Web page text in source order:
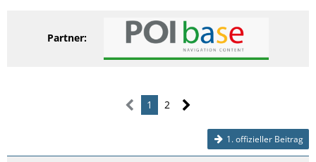
Partner:
1 2
1. offizieller Beitrag